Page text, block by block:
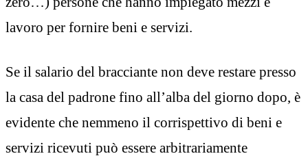
lavoro per fornire beni e servizi.
Se il salario del bracciante non deve restare presso
la casa del padrone fino all’alba del giorno dopo, è
evidente che nemmeno il corrispettivo di beni e
servizi ricevuti può essere arbitrariamente